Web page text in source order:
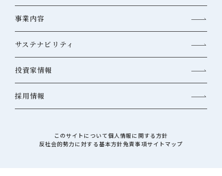
事業内容
サステナビリティ
投資家情報
採用情報
このサイトについて個人情報に関する方針
反社会的勢力に対する基本方針免責事項サイトマップ